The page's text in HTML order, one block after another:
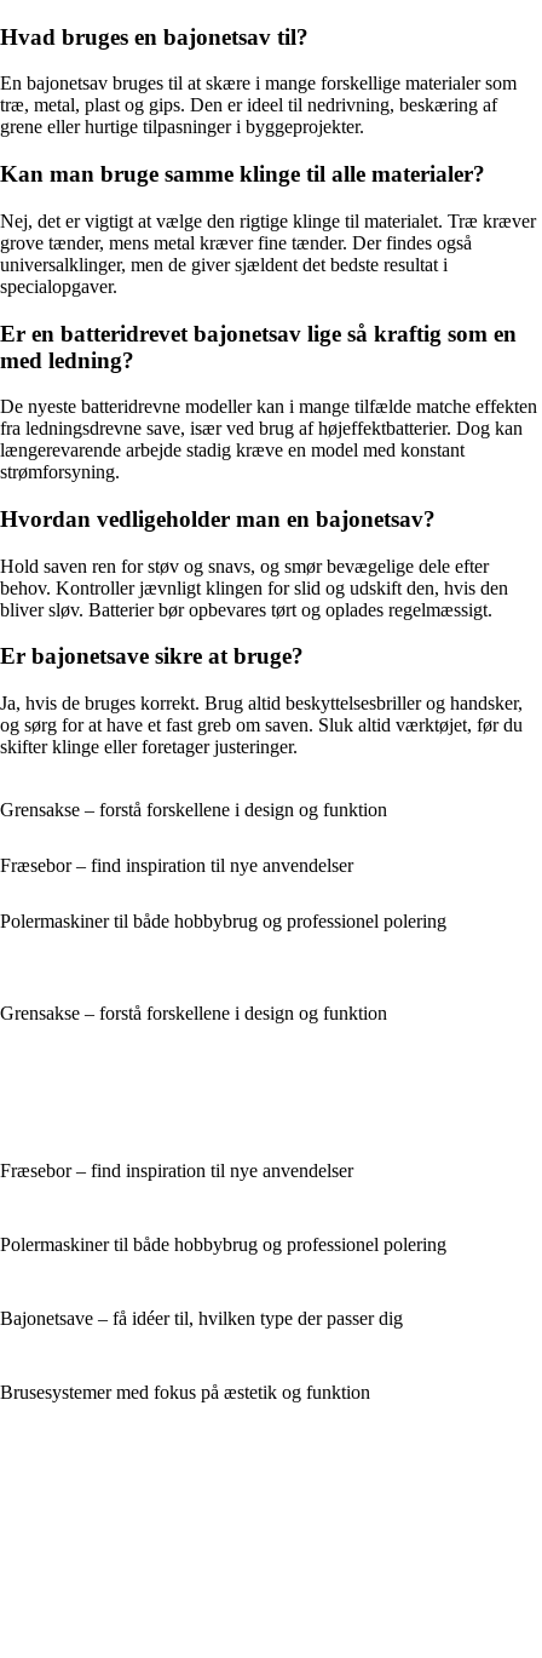
Hvad bruges en bajonetsav til?
En bajonetsav bruges til at skære i mange forskellige materialer som
træ, metal, plast og gips. Den er ideel til nedrivning, beskæring af
grene eller hurtige tilpasninger i byggeprojekter.
Kan man bruge samme klinge til alle materialer?
Nej, det er vigtigt at vælge den rigtige klinge til materialet. Træ kræver
grove tænder, mens metal kræver fine tænder. Der findes også
universalklinger, men de giver sjældent det bedste resultat i
specialopgaver.
Er en batteridrevet bajonetsav lige så kraftig som en
med ledning?
De nyeste batteridrevne modeller kan i mange tilfælde matche effekten
fra ledningsdrevne save, især ved brug af højeffektbatterier. Dog kan
længerevarende arbejde stadig kræve en model med konstant
strømforsyning.
Hvordan vedligeholder man en bajonetsav?
Hold saven ren for støv og snavs, og smør bevægelige dele efter
behov. Kontroller jævnligt klingen for slid og udskift den, hvis den
bliver sløv. Batterier bør opbevares tørt og oplades regelmæssigt.
Er bajonetsave sikre at bruge?
Ja, hvis de bruges korrekt. Brug altid beskyttelsesbriller og handsker,
og sørg for at have et fast greb om saven. Sluk altid værktøjet, før du
skifter klinge eller foretager justeringer.
Grensakse – forstå forskellene i design og funktion
Fræsebor – find inspiration til nye anvendelser
Polermaskiner til både hobbybrug og professionel polering
Grensakse – forstå forskellene i design og funktion
Fræsebor – find inspiration til nye anvendelser
Polermaskiner til både hobbybrug og professionel polering
Bajonetsave – få idéer til, hvilken type der passer dig
Brusesystemer med fokus på æstetik og funktion